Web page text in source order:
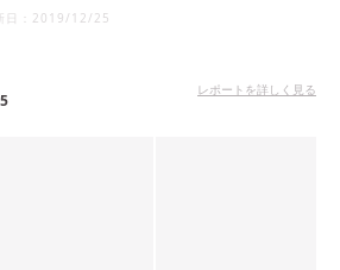
日： 2019/12/25
5
レポートを詳しく見る